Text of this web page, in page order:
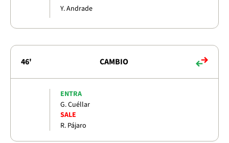
Y. Andrade
46' CAMBIO
ENTRA
G. Cuéllar
SALE
R. Pájaro